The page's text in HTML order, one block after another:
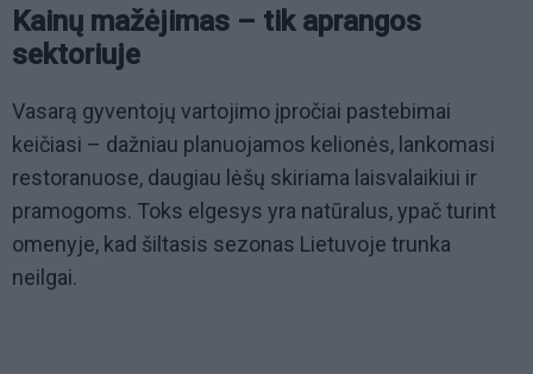
Kainų mažėjimas – tik aprangos
sektoriuje
Vasarą gyventojų vartojimo įpročiai pastebimai
keičiasi – dažniau planuojamos kelionės, lankomasi
restoranuose, daugiau lėšų skiriama laisvalaikiui ir
pramogoms. Toks elgesys yra natūralus, ypač turint
omenyje, kad šiltasis sezonas Lietuvoje trunka
neilgai.